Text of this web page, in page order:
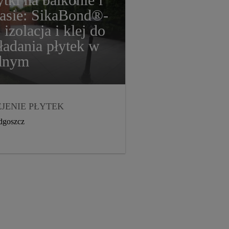
SikaBond®-
izolacja i klej do
płytek w
PŁYTEK